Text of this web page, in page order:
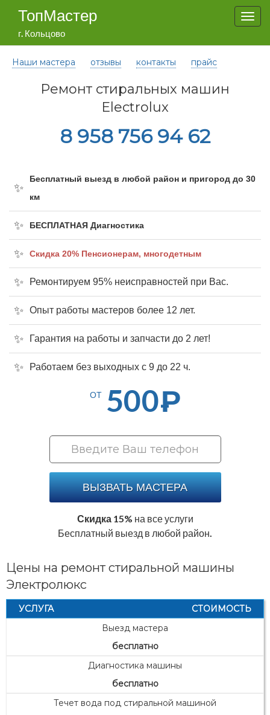
ТопМастер
г. Кольцово
Наши мастера отзывы контакты прайс
Ремонт стиральных машин
Electrolux
8 958 756 94 62
Бесплатный выезд в любой район и пригород до 30
км
БЕСПЛАТНАЯ Диагностика
Cкидка 20% Пенсионерам, многодетным
Ремонтируем 95% неисправностей при Вас.
Опыт работы мастеров более 12 лет.
Гарантия на работы и запчасти до 2 лет!
Работаем без выходных с 9 до 22 ч.
ОТ 500Р
ВЫЗВАТЬ МАСТЕРА
Скидка 15% на все услуги
Бесплатный выезд в любой район.
Цены на ремонт стиральной машины
Электролюкс
УСЛУГА
СТОИМОСТЬ
Выезд мастера
бесплатно
Диагностика машины
бесплатно
Течет вода под стиральной машиной